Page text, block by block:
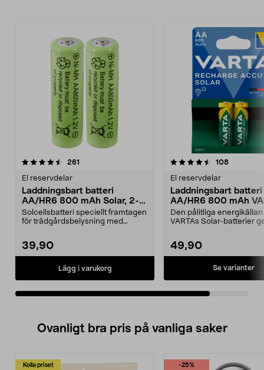
261
El reservdelar
Laddningsbart batteri
AA/HR6 800 mAh Solar, 2-
pack
Solcellsbatteri speciellt framtagen
för trädgårdsbelysning med
39,90
Lägg i varukorg
4.5av 5 stjärnor 108
El reservdelar
Laddningsbart batteri
AA/HR6 800 mAh
Solar
Den pålitliga
VARTAs Solar-batterier
49,90
Se varianter
Ovanligt bra pris på vanliga saker
Kolla priset -25%